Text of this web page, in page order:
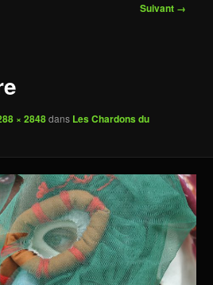
Suivant →
× 2848dans Les Chardons du